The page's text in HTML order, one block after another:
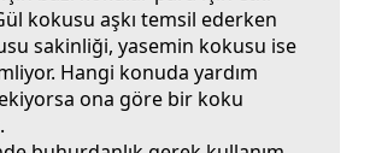
kokusu aşkı temsil ederken
sakinliği, yasemin kokusu ise
Hangi konuda yardım
ona göre bir koku